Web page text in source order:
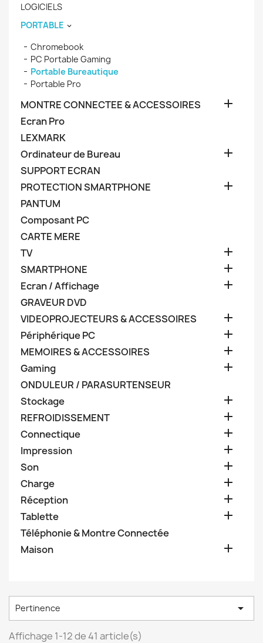
LOGICIELS
PORTABLE 
Chromebook
PC Portable Gaming
Portable Bureautique
Portable Pro
MONTRE CONNECTEE & ACCESSOIRES 
Ecran Pro
LEXMARK
Ordinateur de Bureau

SUPPORT ECRAN
PROTECTION SMARTPHONE

PANTUM
Composant PC
CARTE MERE
TV

SMARTPHONE 
Ecran / Affichage 
GRAVEUR DVD
VIDEOPROJECTEURS & ACCESSOIRES

Périphérique PC 
MEMOIRES & ACCESSOIRES 
Gaming 
ONDULEUR / PARASURTENSEUR
Stockage

REFROIDISSEMENT 
Connectique 
Impression 
Son 
Charge 
Réception 
Tablette 
Téléphonie & Montre Connectée
Maison

Pertinence 
Affichage 1-12 de 41 article(s)